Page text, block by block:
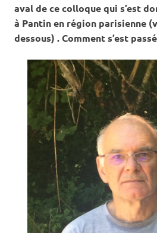
aval de ce colloque qui s’est
à Pantin en région parisienne
dessous) . Comment s’est